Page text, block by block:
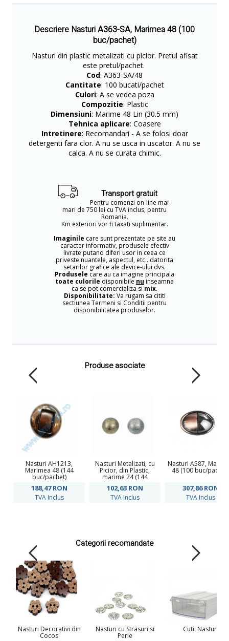
Descriere Nasturi A363-SA, Marimea 48 (100
buc/pachet)
Nasturi din plastic metalizati cu picior. Pretul afisat
este pretul/pachet.
Cod: A363-SA/48
Cantitate: 100 bucati/pachet
Culori: A se vedea poza
Compozitie: Plastic
Dimensiuni: Marime 48 Lin (30.5 mm)
Tehnica aplicare: Coasere
Intretinere: Recomandari - A se folosi doar
detergenti fara clor. A nu se usca in uscator. A nu se
calca. A nu se curata chimic.
Transport gratuit
Pentru comenzi on-line mai
mari de 750 lei cu TVA inclus, pentru
Romania.
Km exteriori vor fi taxati suplimentar.
Imaginile care sunt prezentate pe site au
caracter informativ, produsele efectiv
livrate putand diferi usor in ceea ce
priveste nuantele, aspectul, etc.. datorita
setarilor grafice ale device-ului dvs.
Produsele care au ca imagine principala
toate culorile disponibile nu inseamna
ca se pot comercializa si mix.
Disponibilitate: Va rugam sa cititi
sectiunea Termeni si Conditii pentru
disponibilitatea produselor.
Produse asociate
Nasturi AH1213,
Marimea 48 (144
buc/pachet)
188,47RON
TVA Inclus
Nasturi Metalizati, cu
Picior, din Plastic,
marime 24 (144
B6320
102,63 RON
TVA Inclus
Nasturi A587,
48 (100 buc/pachet)
307,86RON
TVA Inclus
Categorii recomandate
Nasturi Decorativi din
Cocos
Nasturi cu Strasuri si
Perle
Cutii Nasturi